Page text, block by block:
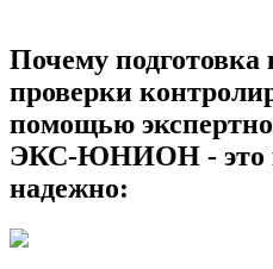
Почему
проверки
помощью
ЭКС-ЮНИОН - это
надежно: